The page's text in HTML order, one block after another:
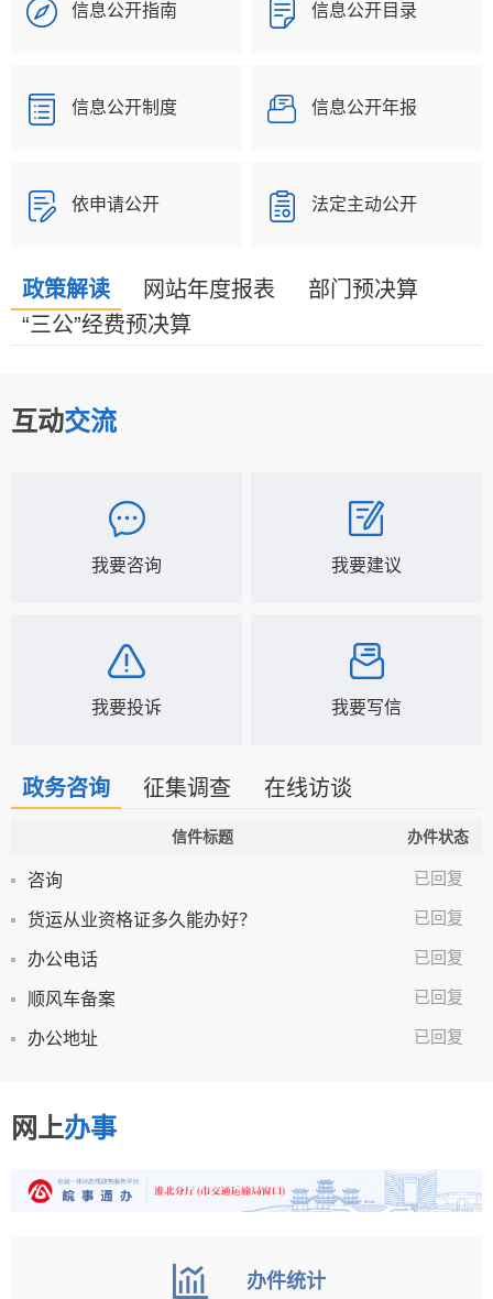
信息公开指南 信息公开目录
信息公开制度 信息公开年报
依申请公开 法定主动公开
政策解读 网站年度报表
部门预决算
“三公”经费预决算
互动交流
我要咨询 我要建议
我要投诉 我要写信
政务咨询 征集调查 在线访谈
信件标题 办件状态
咨询 已回复
货运从业资格证多久能办好？ 已回复
办公电话 已回复
顺风车备案 已回复
办公地址 已回复
网上办事
办件统计